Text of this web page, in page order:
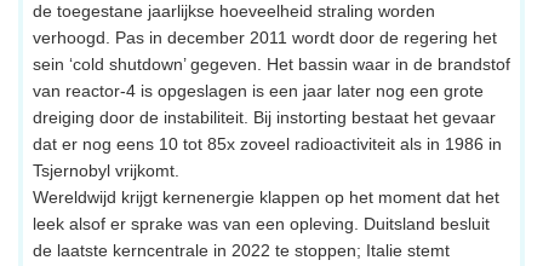
de toegestane jaarlijkse hoeveelheid straling worden
verhoogd. Pas in december 2011 wordt door de regering het
sein ‘cold shutdown’ gegeven. Het bassin waar in de brandstof
van reactor-4 is opgeslagen is een jaar later nog een grote
dreiging door de instabiliteit. Bij instorting bestaat het gevaar
dat er nog eens 10 tot 85x zoveel radioactiviteit als in 1986 in
Tsjernobyl vrijkomt.
Wereldwijd krijgt kernenergie klappen op het moment dat het
leek alsof er sprake was van een opleving. Duitsland besluit
de laatste kerncentrale in 2022 te stoppen; Italie stemt